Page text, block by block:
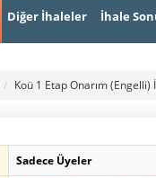
Diğer İhaleler İhale
Koü 1 Etap Onarım (Engelli)
Sadece Üyeler